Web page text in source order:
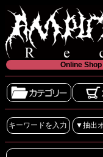
Online Shop